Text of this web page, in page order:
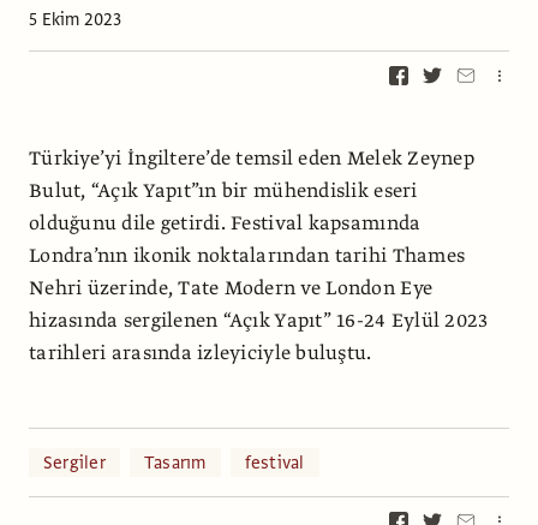
5 Ekim 2023
Türkiye’yi İngiltere’de temsil eden Melek Zeynep
Bulut, “Açık Yapıt”ın bir mühendislik eseri
olduğunu dile getirdi. Festival kapsamında
Londra’nın ikonik noktalarından tarihi Thames
Nehri üzerinde, Tate Modern ve London Eye
hizasında sergilenen “Açık Yapıt” 16-24 Eylül 2023
tarihleri arasında izleyiciyle buluştu.
Sergiler Tasarım festival